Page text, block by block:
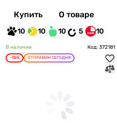
Купить О товаре
10 10 10 5 10
В наличии Код: 372181
-15% ОТПРАВИМ СЕГОДНЯ